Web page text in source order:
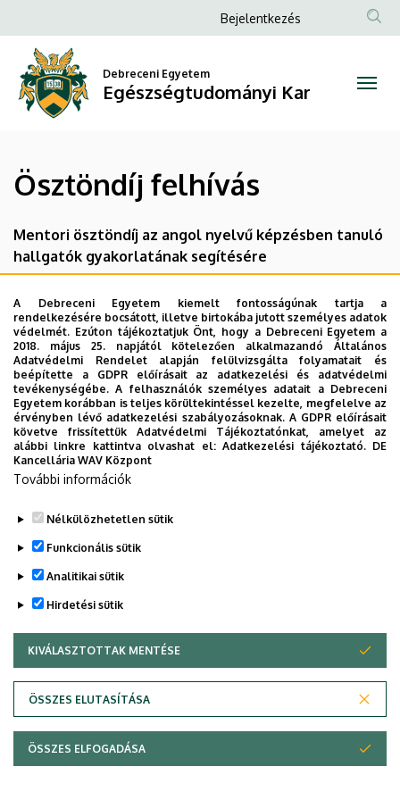
felhívás
Egészségtudományi
Kar
a
tartalomra
Anonim
menüje
Bejelentkezés
Debreceni Egyetem
Egészségtudományi Kar
Ösztöndíj felhívás
Mentori ösztöndíj az angol nyelvű képzésben tanuló
hallgatók gyakorlatának segítésére
Jelentkezési lap
Legutóbbi frissítés: 2025. 03. 19. 14:38
Adatvédelem
Copyright © 2026 Unideb
A Debreceni Egyetem kiemelt fontosságúnak tartja a
rendelkezésére bocsátott, illetve birtokába jutott személyes adatok
védelmét. Ezúton tájékoztatjuk Önt, hogy a Debreceni Egyetem a
2018. május 25. napjától kötelezően alkalmazandó Általános
Adatvédelmi Rendelet alapján felülvizsgálta folyamatait és
beépítette a GDPR előírásait az adatkezelési és adatvédelmi
tevékenységébe. A felhasználók személyes adatait a Debreceni
Egyetem korábban is teljes körültekintéssel kezelte, megfelelve az
érvényben lévő adatkezelési szabályozásoknak. A GDPR előírásait
követve frissítettük Adatvédelmi Tájékoztatónkat, amelyet az
alábbi linkre kattintva olvashat el:Adatkezelési tájékoztató. DE
Kancellária WAV Központ
További információk
Nélkülözhetetlen sütik
Funkcionális sütik
Analitikai sütik
Hirdetési sütik
KIVÁLASZTOTTAK MENTÉSE
ÖSSZES ELUTASÍTÁSA
WITHDRAW CONSENT
ÖSSZES ELFOGADÁSA